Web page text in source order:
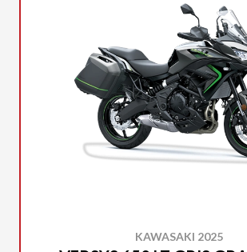
KAWASAKI 2025